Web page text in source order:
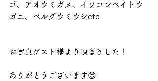
ゴ、アオウミガメ、イソコンペイトウ
ガニ、ベルグウミウシetc
お写真ゲスト様より頂きました！
ありがとうございます😊